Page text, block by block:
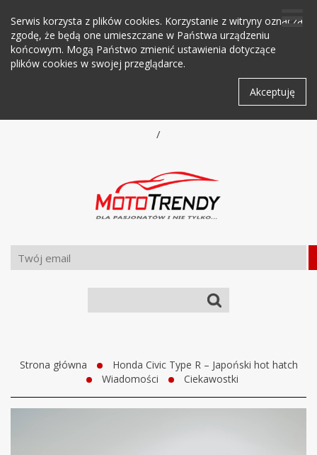
Serwis korzysta z plików cookies. Korzystanie z witryny oznacza
zgodę, że będą one umieszczane w Państwa urządzeniu
końcowym. Mogą Państwo zmienić ustawienia dotyczące
plików cookies w swojej przeglądarce.
Akceptuję
/
Strona główna
Honda Civic Type R – Japoński hot hatch
Wiadomości
Ciekawostki